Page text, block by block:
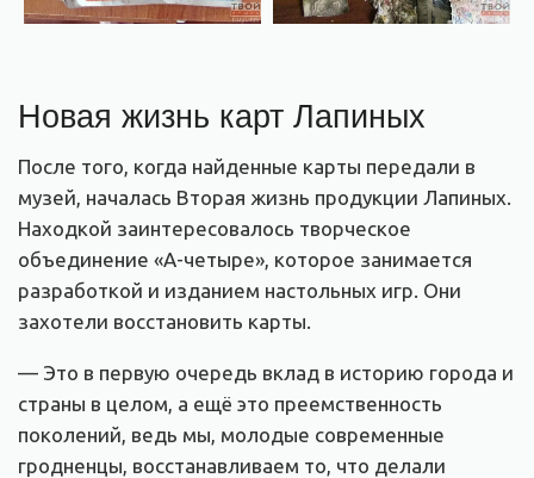
Новая жизнь карт Лапиных
После того, когда найденные карты передали в
музей, началась Вторая жизнь продукции Лапиных.
Находкой заинтересовалось творческое
объединение «А-четыре», которое занимается
разработкой и изданием настольных игр. Они
захотели восстановить карты.
— Это в первую очередь вклад в историю города и
страны в целом, а ещё это преемственность
поколений, ведь мы, молодые современные
гродненцы, восстанавливаем то, что делали